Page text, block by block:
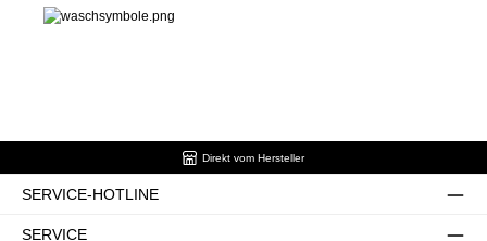
Direkt vom Hersteller
SERVICE-HOTLINE
SERVICE